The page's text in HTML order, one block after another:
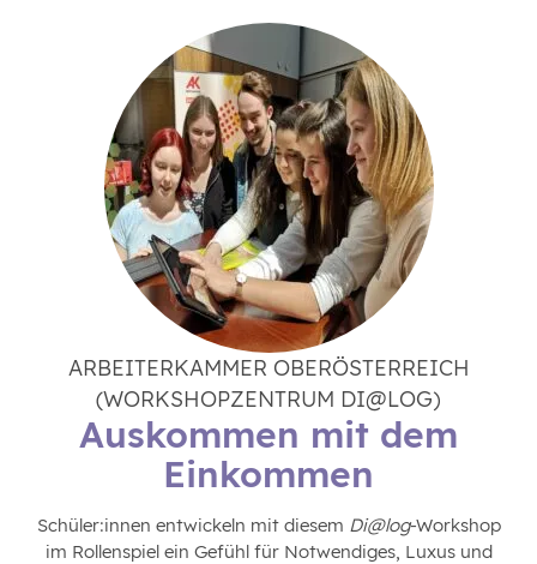
ARBEITERKAMMER OBERÖSTERREICH
(WORKSHOPZENTRUM DI@LOG)
Auskommen mit dem
Einkommen
Schüler:innen entwickeln mit diesem Di@log-Workshop
im Rollenspiel ein Gefühl für Notwendiges, Luxus und